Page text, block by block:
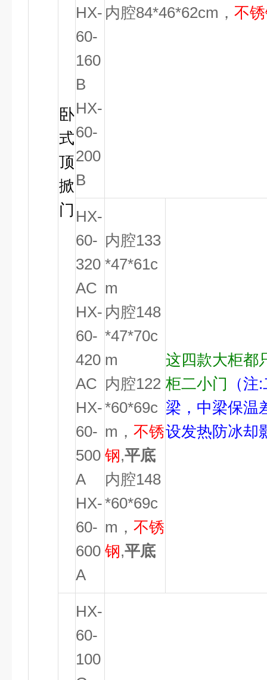
卧
式
顶
掀
门
HX-
60-
160
B
HX-
60-
200
B
内腔84*46*62cm，不
HX-
60-
320
AC
HX-
60-
420
AC
HX-
60-
500
A
HX-
60-
600
A
内腔133
*47*61c
m
内腔148
*47*70c
m
内腔122
*60*69c
m，不锈
钢,平底
内腔148
*60*69c
m，不锈
钢,平底
这四款大柜都
柜二小门
（
梁，中梁保温
设发热防冰却
HX-
60-
100